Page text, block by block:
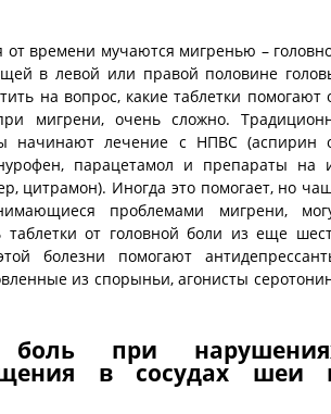
от времени мучаются мигренью –
в левой или правой половине
на вопрос, какие таблетки помогают
мигрени, очень сложно.
начинают лечение с НПВС (аспирин
парацетамол и препараты на
цитрамон). Иногда это помогает, но
проблемами мигрени,
таблетки от головной боли из еще
болезни помогают
из спорыньи, агонисты
боль при
в сосудах шеи